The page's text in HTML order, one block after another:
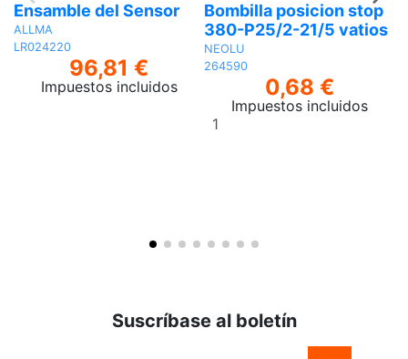
Ensamble del Sensor
ALLMA
LR024220
96,81 €
Impuestos incluidos
Añadir
Bombilla posicion stop
380-P25/2-21/5 vatios
NEOLU
264590
0,68 €
Impuestos incluidos
Suscríbase al boletín